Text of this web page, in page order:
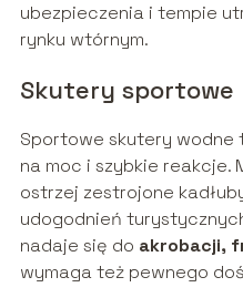
ubezpieczenia i tempie
rynku wtórnym.
Skutery sportowe
Sportowe skutery
na moc i szybkie reakcje.
ostrzej zestrojone
udogodnień
nadaje się do akrobacji,
wymaga też pewnego